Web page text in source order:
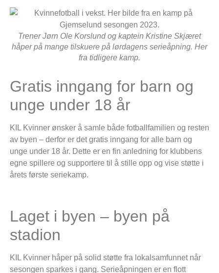
Trener Jørn Ole Korslund og kaptein Kristine Skjæret
håper på mange tilskuere på lørdagens serieåpning. Her
fra tidligere kamp.
Gratis inngang for barn og
unge under 18 år
KIL Kvinner ønsker å samle både fotballfamilien og resten
av byen – derfor er det gratis inngang for alle barn og
unge under 18 år. Dette er en fin anledning for klubbens
egne spillere og supportere til å stille opp og vise støtte i
årets første seriekamp.
Laget i byen – byen på
stadion
KIL Kvinner håper på solid støtte fra lokalsamfunnet når
sesongen sparkes i gang. Serieåpningen er en flott